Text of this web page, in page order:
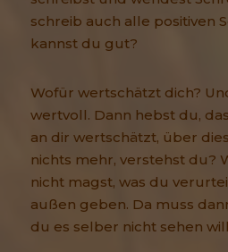
schreib auch alle positiven
kannst du gut?
Wofür wertschätzt dich?
wertvoll. Dann hebst du,
an dir wertschätzt, über
nichts mehr, verstehst du?
nicht magst, was du
außen geben. Da muss
du es selber nicht sehen